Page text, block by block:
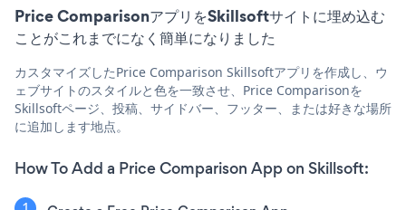
Price ComparisonアプリをSkillsoftサイトに埋め込む
ことがこれまでになく簡単になりました
カスタマイズしたPrice Comparison Skillsoftアプリを作成し、ウ
ェブサイトのスタイルと色を一致させ、Price Comparisonを
Skillsoftページ、投稿、サイドバー、フッター、または好きな場所
に追加します地点。
How To Add a Price Comparison App on Skillsoft: